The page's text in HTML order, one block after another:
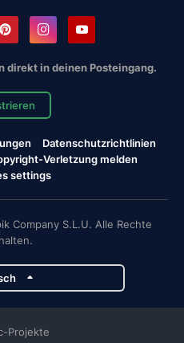
direkt in deinen Posteingang.
Datenschutzrichtlinien
Verletzung melden
settings
Company S.L.U. Alle Rechte
Projekte